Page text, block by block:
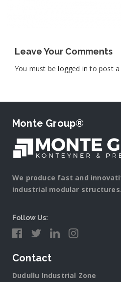
Leave Your Comments
You must belogged in to post a
Monte Group®
We produce fast and
industrial modular structures.
Follow Us:
Contact
Dudullu Industrial Zone